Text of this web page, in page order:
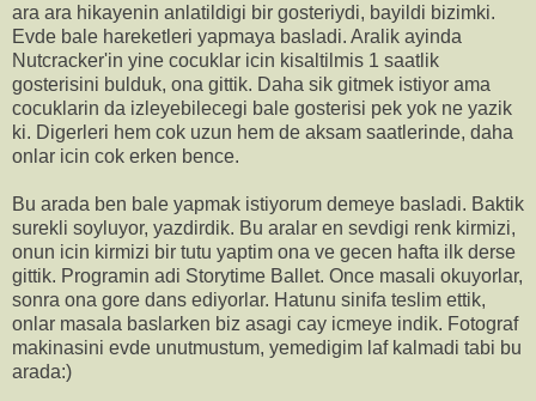
ara ara hikayenin anlatildigi bir gosteriydi, bayildi bizimki.
Evde bale hareketleri yapmaya basladi. Aralik ayinda
Nutcracker'in yine cocuklar icin kisaltilmis 1 saatlik
gosterisini bulduk, ona gittik. Daha sik gitmek istiyor ama
cocuklarin da izleyebilecegi bale gosterisi pek yok ne yazik
ki. Digerleri hem cok uzun hem de aksam saatlerinde, daha
onlar icin cok erken bence.
Bu arada ben bale yapmak istiyorum demeye basladi. Baktik
surekli soyluyor, yazdirdik. Bu aralar en sevdigi renk kirmizi,
onun icin kirmizi bir tutu yaptim ona ve gecen hafta ilk derse
gittik. Programin adi Storytime Ballet. Once masali okuyorlar,
sonra ona gore dans ediyorlar. Hatunu sinifa teslim ettik,
onlar masala baslarken biz asagi cay icmeye indik. Fotograf
makinasini evde unutmustum, yemedigim laf kalmadi tabi bu
arada:)